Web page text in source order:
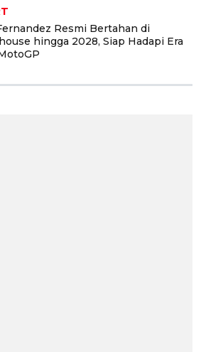
Resmi Bertahan di
hingga 2028, Siap Hadapi Era